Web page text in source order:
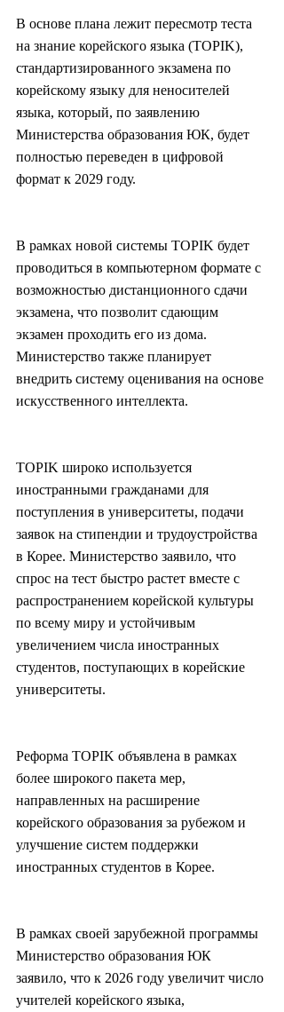
В основе плана лежит пересмотр теста
на знание корейского языка (TOPIK),
стандартизированного экзамена по
корейскому языку для неносителей
языка, который, по заявлению
Министерства образования ЮК, будет
полностью переведен в цифровой
формат к 2029 году.
В рамках новой системы TOPIK будет
проводиться в компьютерном формате с
возможностью дистанционного сдачи
экзамена, что позволит сдающим
экзамен проходить его из дома.
Министерство также планирует
внедрить систему оценивания на основе
искусственного интеллекта.
TOPIK широко используется
иностранными гражданами для
поступления в университеты, подачи
заявок на стипендии и трудоустройства
в Корее. Министерство заявило, что
спрос на тест быстро растет вместе с
распространением корейской культуры
по всему миру и устойчивым
увеличением числа иностранных
студентов, поступающих в корейские
университеты.
Реформа TOPIK объявлена в рамках
более широкого пакета мер,
направленных на расширение
корейского образования за рубежом и
улучшение систем поддержки
иностранных студентов в Корее.
В рамках своей зарубежной программы
Министерство образования ЮК
заявило, что к 2026 году увеличит число
учителей корейского языка,